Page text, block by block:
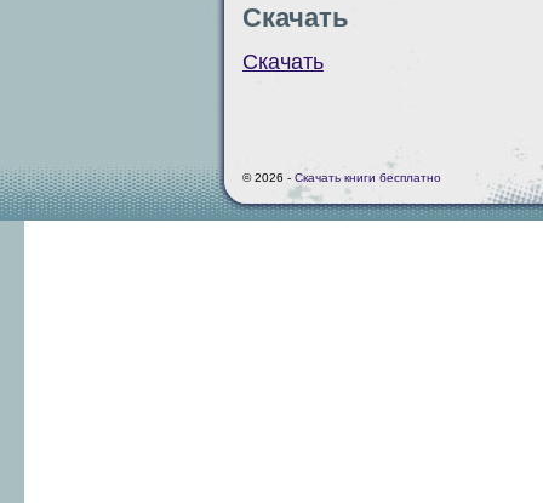
Скачать
Скачать
© 2026 - Скачать книги бесплатно